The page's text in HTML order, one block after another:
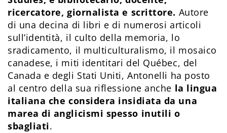
ricercatore, giornalista e scrittore. Autore
di una decina di libri e di numerosi articoli
sull’identità, il culto della memoria, lo
sradicamento, il multiculturalismo, il mosaico
canadese, i miti identitari del Québec, del
Canada e degli Stati Uniti, Antonelli ha posto
al centro della sua riflessione anche la lingua
italiana che considera insidiata da una
marea di anglicismi spesso inutili o
sbagliati.